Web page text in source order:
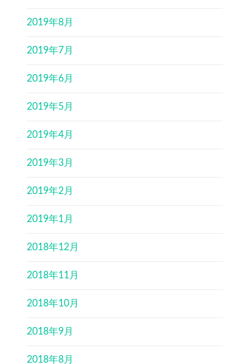
2019年8月
2019年7月
2019年6月
2019年5月
2019年4月
2019年3月
2019年2月
2019年1月
2018年12月
2018年11月
2018年10月
2018年9月
2018年8月